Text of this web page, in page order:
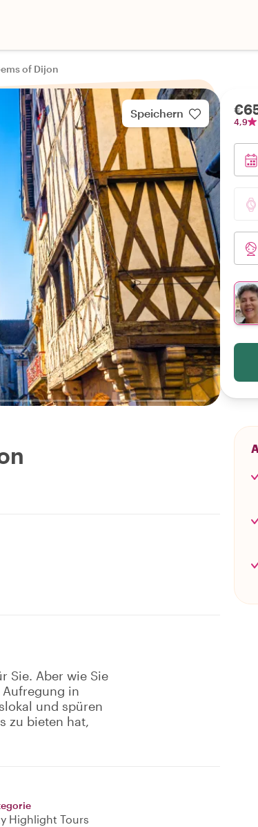
of Dijon
Speichern
Sie. Aber wie Sie
in
und spüren
zu bieten hat,
Highlight Tours
4,9